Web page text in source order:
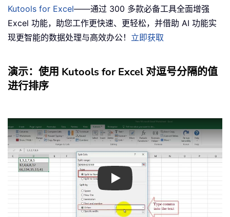
Kutools for Excel——通过 300 多款必备工具全面增强
Excel 功能，助您工作更快速、更轻松，并借助 AI 功能实
现更智能的数据处理与高效办公！ 立即获取
演示：使用 Kutools for Excel 对逗号分隔的值
进行排序
Play